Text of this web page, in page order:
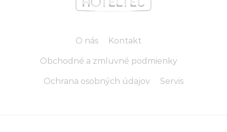
O nás Kontakt
Obchodné a zmluvné podmienky
Ochrana osobných údajov Servis